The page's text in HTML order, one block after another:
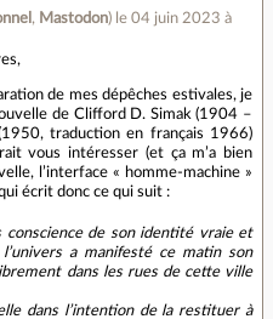
, Mastodon) le 04 juin 2023 à
de mes dépêches estivales, je
de Clifford D. Simak (1904 –
traduction en français 1966)
vous intéresser (et ça m’a bien
l’interface « homme-machine »
écrit donc ce qui suit :
conscience de son identité vraie et
a manifesté ce matin son
dans les rues de cette ville
dans l’intention de la restituer à